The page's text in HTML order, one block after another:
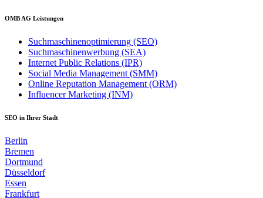
OMB AG Leistungen
Suchmaschinenoptimierung (SEO)
Suchmaschinenwerbung (SEA)
Internet Public Relations (IPR)
Social Media Management (SMM)
Online Reputation Management (ORM)
Influencer Marketing (INM)
SEO in Ihrer Stadt
Berlin
Bremen
Dortmund
Düsseldorf
Essen
Frankfurt